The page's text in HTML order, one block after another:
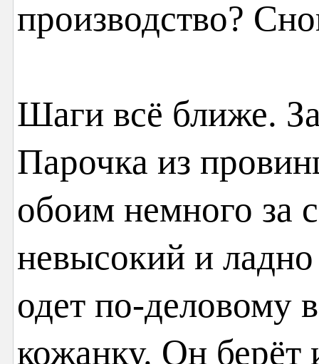
производство?
Шаги всё ближе.
Парочка из
обоим немного за
невысокий и
одет по-деловому
кожанку. Он берёт